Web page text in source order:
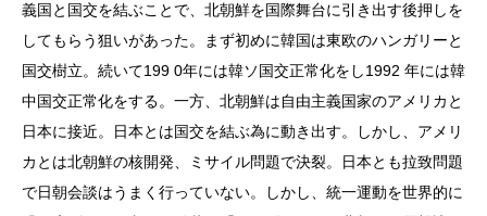
義国と国交を結ぶことで、北朝鮮を国際舞台に引き出す後押しを
してもらう狙いがあった。まず初めに韓国は東欧のハンガリーと
国交樹立。続いて199 0年には韓ソ国交正常化をし1992 年には韓
中国交正常化をする。一方、北朝鮮は自由主義国家のアメリカと
日本に接近。日本とは国交を結ぶ為に動き出す。しかし、アメリ
カとは北朝鮮の核開発、ミサイル問題で決裂。日本とも拉致問題
で日朝会談はうまく行っていない。しかし、統一運動を世界的に